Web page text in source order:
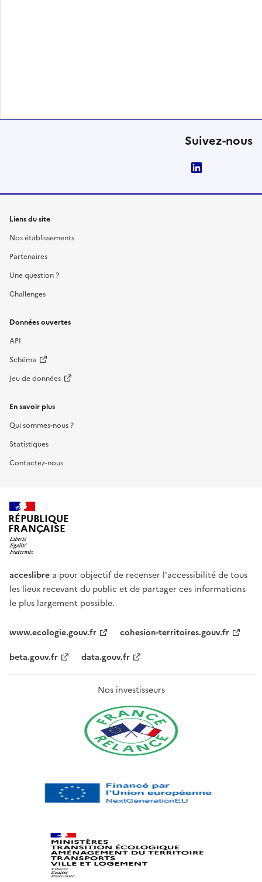
Suivez-nous
Liens du site
Nos établissements
Partenaires
Une question ?
Challenges
Données ouvertes
API
Schéma
Jeu de données
En savoir plus
Qui sommes-nous ?
Statistiques
Contactez-nous
RÉPUBLIQUE
FRANÇAISE
acceslibre a pour objectif de recenser l'accessibilité de tous
les lieux recevant du public et de partager ces informations
le plus largement possible.
www.ecologie.gouv.fr
cohesion-territoires.gouv.fr
beta.gouv.fr
data.gouv.fr
Nos investisseurs